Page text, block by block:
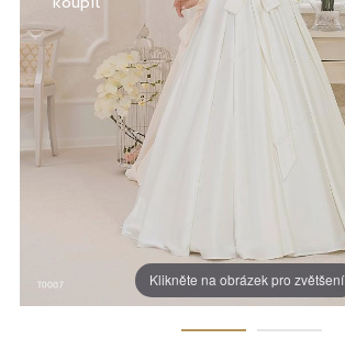
Klikněte na obrázek pro zvětšení